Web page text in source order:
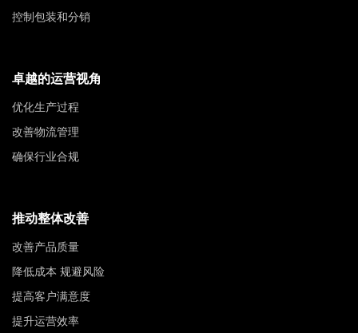
控制包装和分销
卓越的运营视角
优化生产过程
改善物流管理
确保行业合规
推动整体改善
改善产品质量
降低成本 规避风险
提高客户满意度
提升运营效率